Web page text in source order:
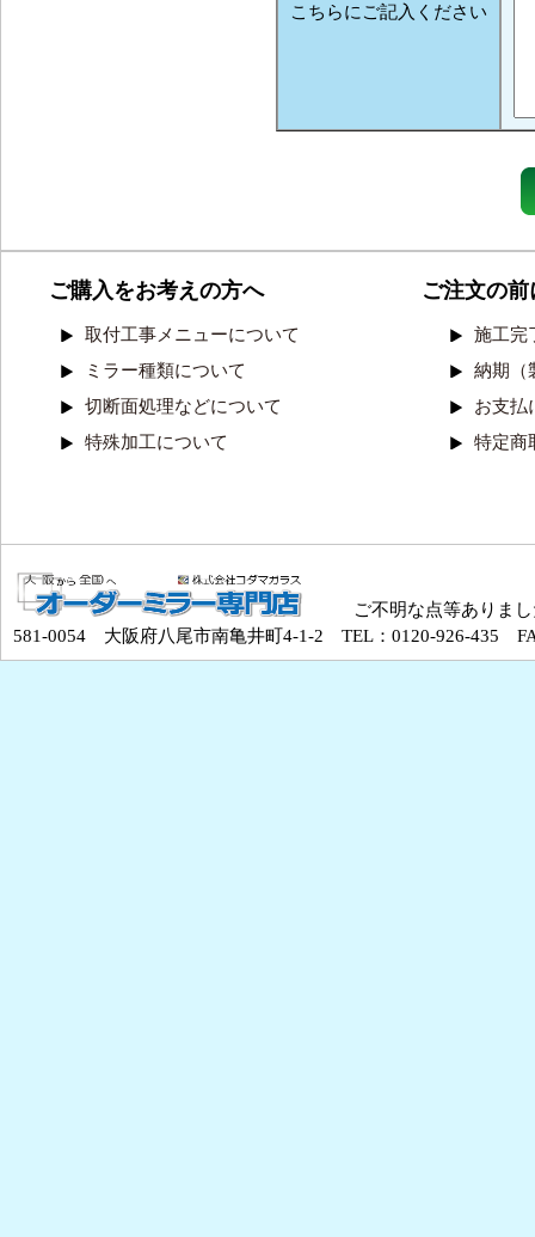
こちらにご記入ください
ご購入をお考えの方へ
取付工事メニューについて
ミラー種類について
切断面処理などについて
特殊加工について
ご注文の
施工完
納期（
お支払
特定商
ご不明な点等ありま
581-0054 大阪府八尾市南亀井町4-1-2 TEL：0120-926-435